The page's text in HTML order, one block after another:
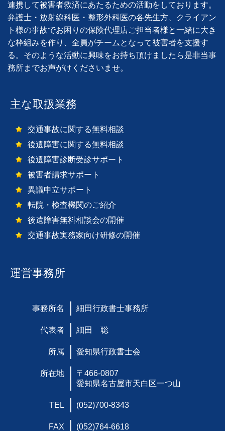
連携して被害者救済にあたるための活動をしております。
弁護士・放射線科医・整形外科医の各先生方、クライアン
ト様の事故でお困りの保険代理店ご担当者様と一緒に大き
な枠組みを作り、全員がチームとなって被害者を支援す
る。そのような活動に興味をお持ち頂けましたら是非当事
務所までお声がけくださいませ。
主な取扱業務
交通事故に関する無料相談
後遺障害に関する無料相談
後遺障害診断受診サポート
被害者請求サポート
異議申立サポート
転院・検査機関のご紹介
後遺障害無料相談会の開催
交通事故実務家向け研修の開催
運営事務所
事務所名 細田行政書士事務所
代表者 細田 聡
所属 愛知県行政書士会
所在地
〒466-0807
愛知県名古屋市天白区一つ山
TEL (052)700-8343
FAX (052)764-6618